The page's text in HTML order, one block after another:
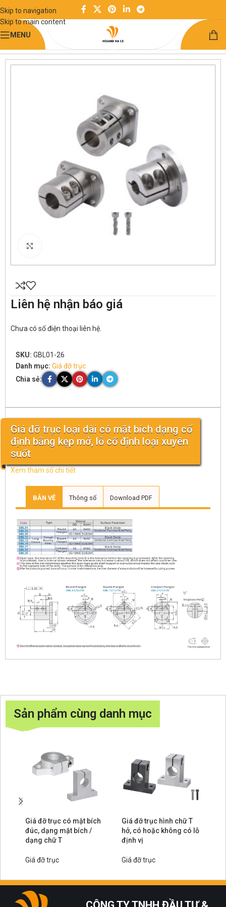
Skip to navigation
Skip to main content
MENU
Trang chủ
Chuyển động tuyến tính
Giá đỡ trục loại dài có mặt bích dạng cố
định bằng kẹp mở, lỗ cố định loại xuyên
suốt
Xem tham số chi tiết
BẢN VẼ Thông số Download PDF
Liên hệ nhận báo giá
Chưa có số điện thoại liên hệ.
SKU: GBL01-26
Danh mục: Giá đỡ trục
Chia sẻ:
Sản phẩm cùng danh mục
Giá đỡ trục có mặt bích
đúc, dạng mặt bích /
dạng chữ T
Giá đỡ trục
Giá đỡ trục hình chữ T
hở, có hoặc không có lỗ
định vị
Giá đỡ trục